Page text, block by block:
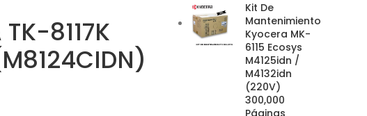
TK-8117K
Kit De
Mantenimiento
Kyocera MK-
6115 Ecosys
M4125idn /
M4132idn
(220V)
300,000
Páginas